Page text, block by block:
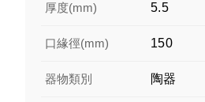
厚度(mm) 5.5
口緣徑(mm) 150
器物類別 陶器